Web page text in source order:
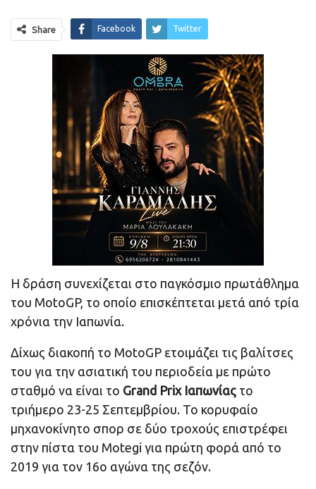
Share Facebook Twitter
Η δράση συνεχίζεται στο παγκόσμιο πρωτάθλημα
του MotoGP, το οποίο επισκέπτεται μετά από τρία
χρόνια την Ιαπωνία.
Δίχως διακοπή το MotoGP ετοιμάζει τις βαλίτσες
του για την ασιατική του περιοδεία με πρώτο
σταθμό να είναι το Grand Prix Ιαπωνίας το
τριήμερο 23-25 Σεπτεμβρίου. Το κορυφαίο
μηχανοκίνητο σπορ σε δύο τροχούς επιστρέφει
στην πίστα του Motegi για πρώτη φορά από το
2019 για τον 16ο αγώνα της σεζόν.